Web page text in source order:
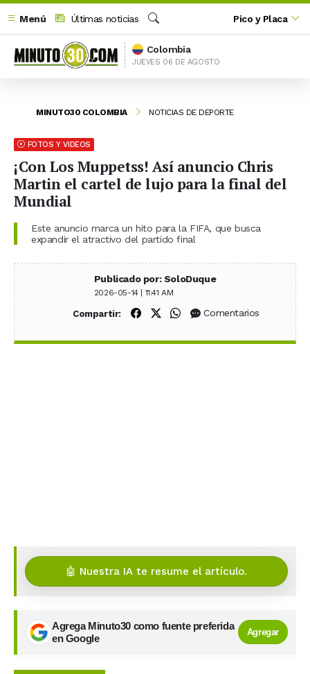
Menú
Últimas noticias
Buscar
Pico y Placa
Colombia
JUEVES 06 DE AGOSTO
MINUTO30 COLOMBIA NOTICIAS DE DEPORTE
FOTOS Y VIDEOS
¡Con Los Muppetss! Así anuncio Chris
Martin el cartel de lujo para la final del
Mundial
Este anuncio marca un hito para la FIFA, que busca
expandir el atractivo del partido final
Publicado por: SoloDuque
2026-05-14 | 11:41 AM
Compartir: Compartir en Facebook
Compartir en X (Twitter)
Compartir en WhatsApp
Comentarios
🤖 Nuestra IA te resume el artículo.
Agrega Minuto30 como fuente preferida
en Google
Agregar